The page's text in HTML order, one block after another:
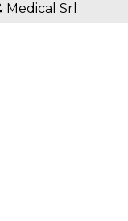
Srl